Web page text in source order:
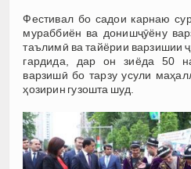
Фестивал бо садои карнаю
мураббиён ва донишҷӯёну
таълимӣ ва тайёрии варзишии
гардида, дар он зиёда 50
варзишӣ бо тарзу усули
ҳозирин гузошта шуд.